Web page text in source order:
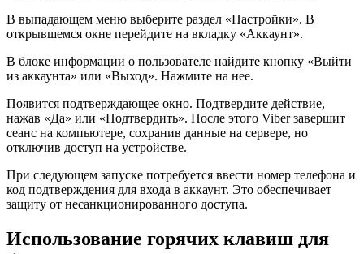
В выпадающем меню выберите раздел «Настройки». В
открывшемся окне перейдите на вкладку «Аккаунт».
В блоке информации о пользователе найдите кнопку «Выйти
из аккаунта» или «Выход». Нажмите на нее.
Появится подтверждающее окно. Подтвердите действие,
нажав «Да» или «Подтвердить». После этого Viber завершит
сеанс на компьютере, сохранив данные на сервере, но
отключив доступ на устройстве.
При следующем запуске потребуется ввести номер телефона и
код подтверждения для входа в аккаунт. Это обеспечивает
защиту от несанкционированного доступа.
Использование горячих клавиш для